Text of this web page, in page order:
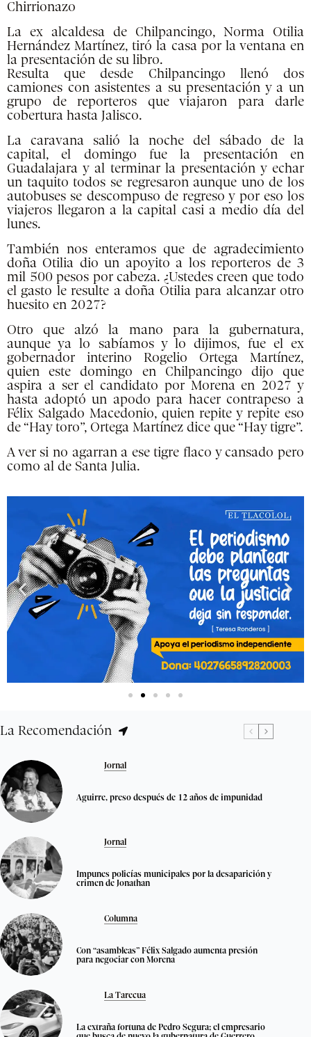
Chirrionazo
La ex alcaldesa de Chilpancingo, Norma Otilia
Hernández Martínez, tiró la casa por la ventana en
la presentación de su libro.
Resulta que desde Chilpancingo llenó dos
camiones con asistentes a su presentación y a un
grupo de reporteros que viajaron para darle
cobertura hasta Jalisco.
La caravana salió la noche del sábado de la
capital, el domingo fue la presentación en
Guadalajara y al terminar la presentación y echar
un taquito todos se regresaron aunque uno de los
autobuses se descompuso de regreso y por eso los
viajeros llegaron a la capital casi a medio día del
lunes.
También nos enteramos que de agradecimiento
doña Otilia dio un apoyito a los reporteros de 3
mil 500 pesos por cabeza. ¿Ustedes creen que todo
el gasto le resulte a doña Otilia para alcanzar otro
huesito en 2027?
Otro que alzó la mano para la gubernatura,
aunque ya lo sabíamos y lo dijimos, fue el ex
gobernador interino Rogelio Ortega Martínez,
quien este domingo en Chilpancingo dijo que
aspira a ser el candidato por Morena en 2027 y
hasta adoptó un apodo para hacer contrapeso a
Félix Salgado Macedonio, quien repite y repite eso
de “Hay toro”, Ortega Martínez dice que “Hay tigre”.
A ver si no agarran a ese tigre flaco y cansado pero
como al de Santa Julia.
La Recomendación
Jornal
Aguirre, preso después de 12 años de impunidad
Jornal
Impunes policías municipales por la desaparición y
crimen de Jonathan
Columna
Con “asambleas” Félix Salgado aumenta presión
para negociar con Morena
La Tarecua
La extraña fortuna de Pedro Segura; el empresario